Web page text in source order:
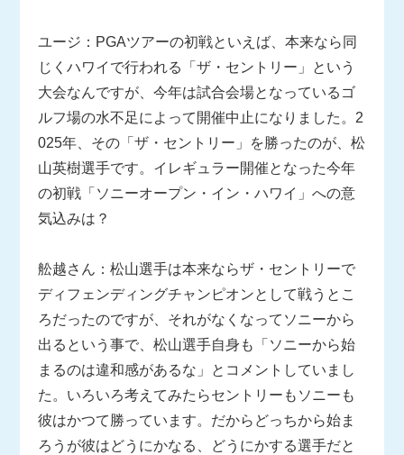
ユージ：PGAツアーの初戦といえば、本来なら同
じくハワイで行われる「ザ・セントリー」という
大会なんですが、今年は試合会場となっているゴ
ルフ場の水不足によって開催中止になりました。2
025年、その「ザ・セントリー」を勝ったのが、松
山英樹選手です。イレギュラー開催となった今年
の初戦「ソニーオープン・イン・ハワイ」への意
気込みは？
舩越さん：松山選手は本来ならザ・セントリーで
ディフェンディングチャンピオンとして戦うとこ
ろだったのですが、それがなくなってソニーから
出るという事で、松山選手自身も「ソニーから始
まるのは違和感があるな」とコメントしていまし
た。いろいろ考えてみたらセントリーもソニーも
彼はかつて勝っています。だからどっちから始ま
ろうが彼はどうにかなる、どうにかする選手だと